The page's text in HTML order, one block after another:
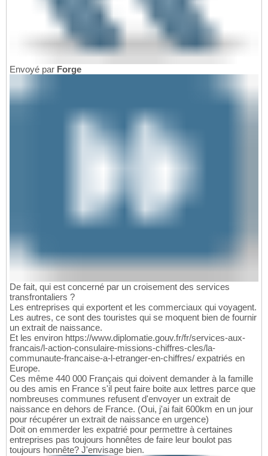
Envoyé par Forge
De fait, qui est concerné par un croisement des services
transfrontaliers ?
Les entreprises qui exportent et les commerciaux qui voyagent.
Les autres, ce sont des touristes qui se moquent bien de fournir
un extrait de naissance.
Et les environ https://www.diplomatie.gouv.fr/fr/services-aux-
francais/l-action-consulaire-missions-chiffres-cles/la-
communaute-francaise-a-l-etranger-en-chiffres/ expatriés en
Europe.
Ces même 440 000 Français qui doivent demander à la famille
ou des amis en France s'il peut faire boite aux lettres parce que
nombreuses communes refusent d'envoyer un extrait de
naissance en dehors de France. (Oui, j'ai fait 600km en un jour
pour récupérer un extrait de naissance en urgence)
Doit on emmerder les expatrié pour permettre à certaines
entreprises pas toujours honnêtes de faire leur boulot pas
toujours honnête? J'envisage bien.